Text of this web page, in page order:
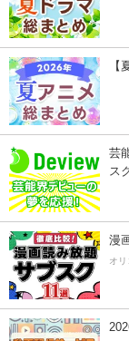
芸
ス
漫
オ